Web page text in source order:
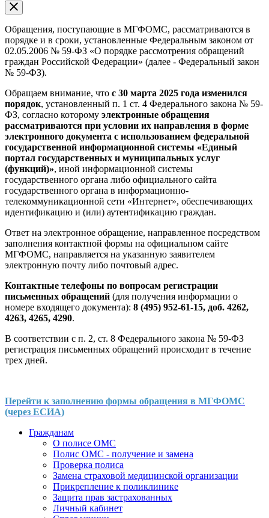
Обращения, поступающие в МГФОМС, рассматриваются в
порядке и в сроки, установленные Федеральным законом от
02.05.2006 № 59-ФЗ «О порядке рассмотрения обращений
граждан Российской Федерации» (далее - Федеральный закон
№ 59-ФЗ).
Обращаем внимание, что с 30 марта 2025 года изменился
порядок, установленный п. 1 ст. 4 Федерального закона № 59-
ФЗ, согласно которому электронные обращения
рассматриваются при условии их направления в форме
электронного документа с использованием федеральной
государственной информационной системы «Единый
портал государственных и муниципальных услуг
(функций)», иной информационной системы
государственного органа либо официального сайта
государственного органа в информационно-
телекоммуникационной сети «Интернет», обеспечивающих
идентификацию и (или) аутентификацию граждан.
Ответ на электронное обращение, направленное посредством
заполнения контактной формы на официальном сайте
МГФОМС, направляется на указанную заявителем
электронную почту либо почтовый адрес.
Контактные телефоны по вопросам регистрации
письменных обращений (для получения информации о
номере входящего документа): 8 (495) 952-61-15, доб. 4262,
4263, 4265, 4290.
В соответствии с п. 2, ст. 8 Федерального закона № 59-ФЗ
регистрация письменных обращений происходит в течение
трех дней.
Перейти к заполнению формы обращения в МГФОМС
(через ЕСИА)
Гражданам
О полисе ОМС
Полис ОМС - получение и замена
Проверка полиса
Замена страховой медицинской организации
Прикрепление к поликлинике
Защита прав застрахованных
Личный кабинет